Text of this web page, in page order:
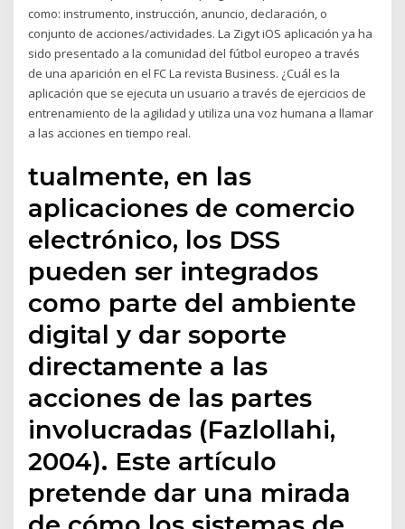
como: instrumento, instrucción, anuncio, declaración, o
conjunto de acciones/actividades. La Zigyt iOS aplicación ya ha
sido presentado a la comunidad del fútbol europeo a través
de una aparición en el FC La revista Business. ¿Cuál es la
aplicación que se ejecuta un usuario a través de ejercicios de
entrenamiento de la agilidad y utiliza una voz humana a llamar
a las acciones en tiempo real.
tualmente, en las
aplicaciones de comercio
electrónico, los DSS
pueden ser integrados
como parte del ambiente
digital y dar soporte
directamente a las
acciones de las partes
involucradas (Fazlollahi,
2004). Este artículo
pretende dar una mirada